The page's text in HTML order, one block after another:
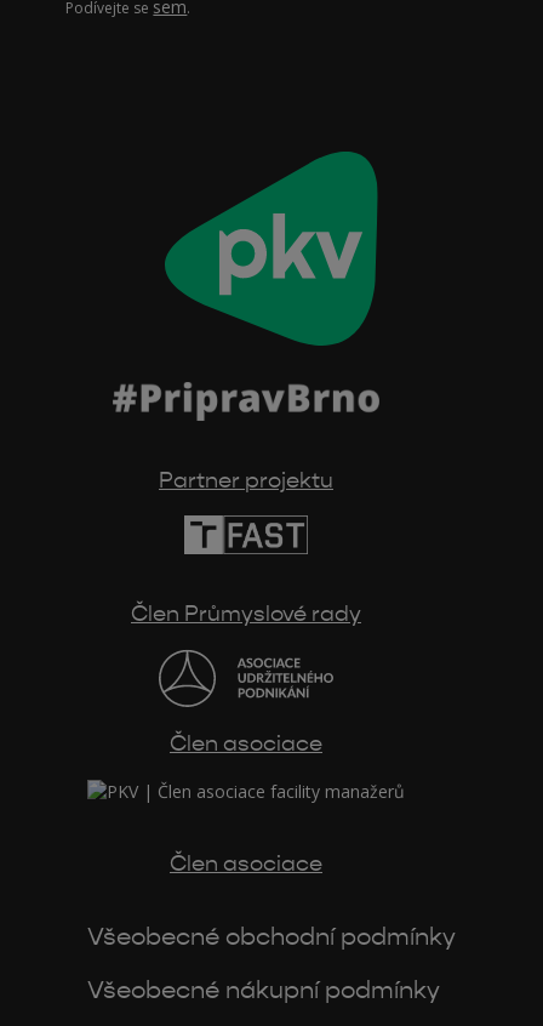
Podívejte se sem.
Partner projektu
Člen Průmyslové rady
Člen asociace
Člen asociace
Všeobecné obchodní podmínky
Všeobecné nákupní podmínky